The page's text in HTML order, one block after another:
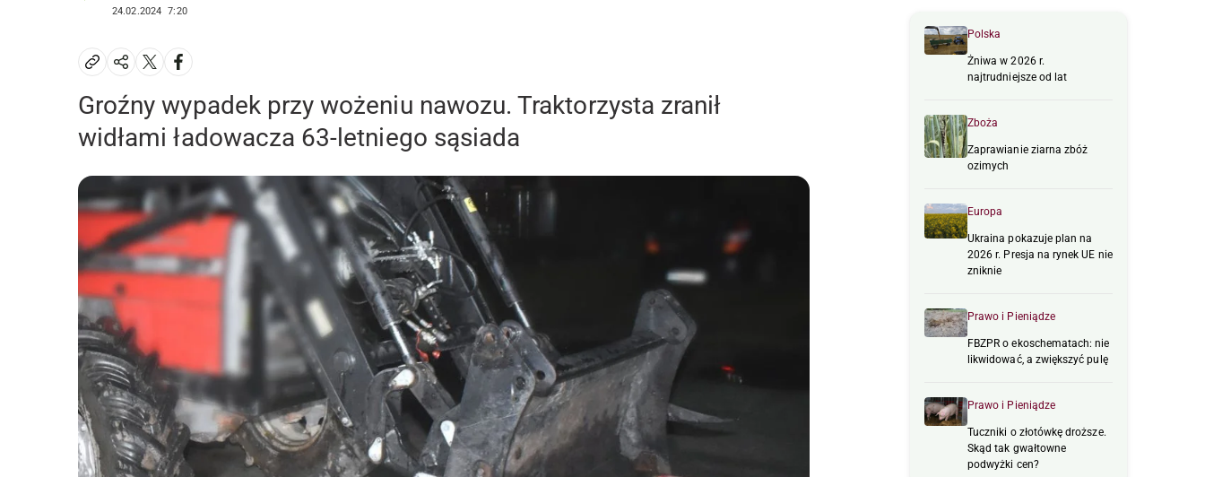
24.02.2024 7:20
Groźny wypadek przy wożeniu nawozu. Traktorzysta zranił
widłami ładowacza 63-letniego sąsiada
Polska
Żniwa w 2026 r.
najtrudniejsze od lat
Zboża
Zaprawianie ziarna zbóż
ozimych
Europa
Ukraina pokazuje plan na
2026 r. Presja na rynek UE nie
zniknie
Prawo i Pieniądze
FBZPR o ekoschematach: nie
likwidować, a zwiększyć pulę
Prawo i Pieniądze
Tuczniki o złotówkę droższe.
Skąd tak gwałtowne
podwyżki cen?